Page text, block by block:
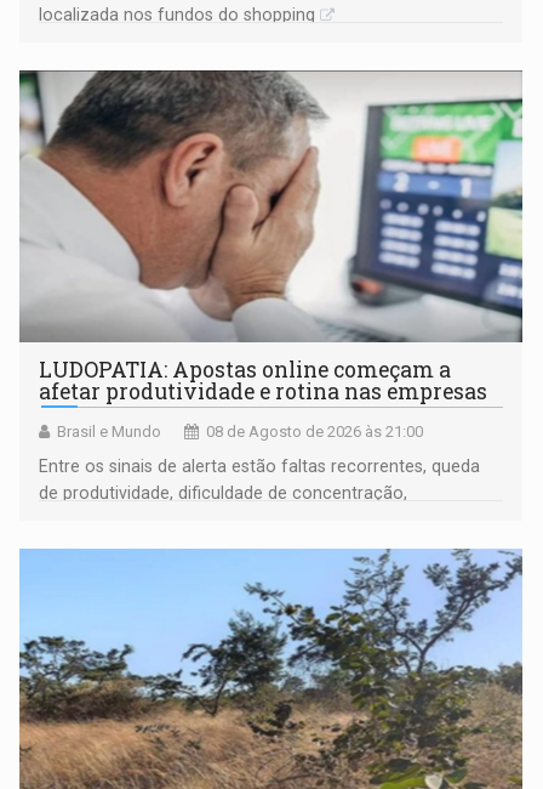
localizada nos fundos do shopping
LUDOPATIA: Apostas online começam a
afetar produtividade e rotina nas empresas
Brasil e Mundo 08 de Agosto de 2026 às 21:00
Entre os sinais de alerta estão faltas recorrentes, queda
de produtividade, dificuldade de concentração,